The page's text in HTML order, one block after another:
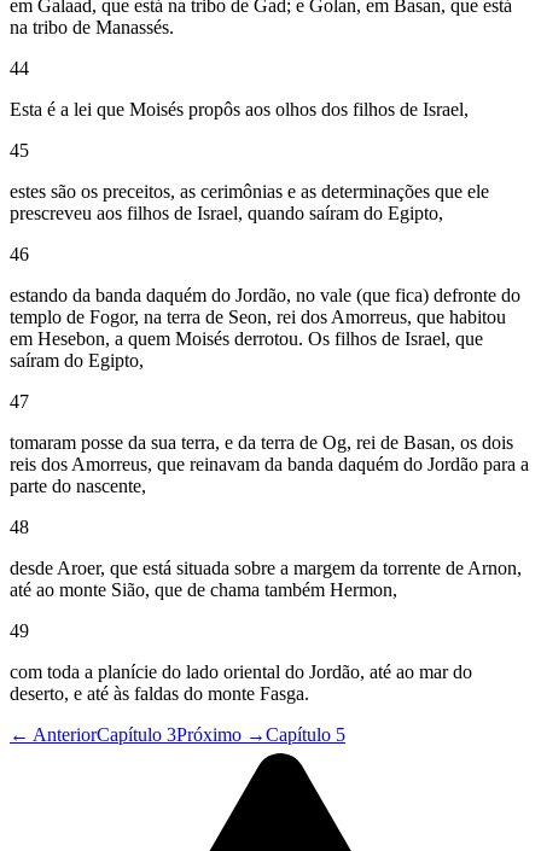
em Galaad, que está na tribo de Gad; e Golan, em Basan, que está
na tribo de Manassés.
44
Esta é a lei que Moisés propôs aos olhos dos filhos de Israel,
45
estes são os preceitos, as cerimônias e as determinações que ele
prescreveu aos filhos de Israel, quando saíram do Egipto,
46
estando da banda daquém do Jordão, no vale (que fica) defronte do
templo de Fogor, na terra de Seon, rei dos Amorreus, que habitou
em Hesebon, a quem Moisés derrotou. Os filhos de Israel, que
saíram do Egipto,
47
tomaram posse da sua terra, e da terra de Og, rei de Basan, os dois
reis dos Amorreus, que reinavam da banda daquém do Jordão para a
parte do nascente,
48
desde Aroer, que está situada sobre a margem da torrente de Arnon,
até ao monte Sião, que de chama também Hermon,
49
com toda a planície do lado oriental do Jordão, até ao mar do
deserto, e até às faldas do monte Fasga.
← AnteriorCapítulo 3Próximo →Capítulo 5